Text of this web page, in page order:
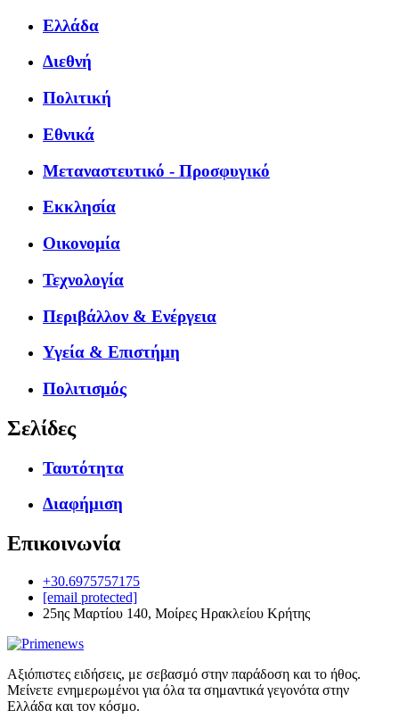
Ελλάδα
Διεθνή
Πολιτική
Εθνικά
Μεταναστευτικό - Προσφυγικό
Εκκλησία
Οικονομία
Τεχνολογία
Περιβάλλον & Ενέργεια
Υγεία & Επιστήμη
Πολιτισμός
Σελίδες
Ταυτότητα
Διαφήμιση
Επικοινωνία
+30.6975757175
[email protected]
25ης Μαρτίου 140, Μοίρες Ηρακλείου Κρήτης
Αξιόπιστες ειδήσεις, με σεβασμό στην παράδοση και το ήθος.
Μείνετε ενημερωμένοι για όλα τα σημαντικά γεγονότα στην
Ελλάδα και τον κόσμο.